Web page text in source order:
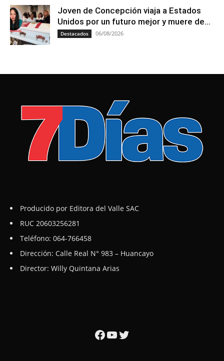
Joven de Concepción viaja a Estados
Unidos por un futuro mejor y muere de...
Destacados 06/08/2026
Producido por Editora del Valle SAC
RUC 20603256281
Teléfono: 064-766458
Dirección: Calle Real N° 983 – Huancayo
Director: Willy Quintana Arias
Facebook
YouTube
Twitter